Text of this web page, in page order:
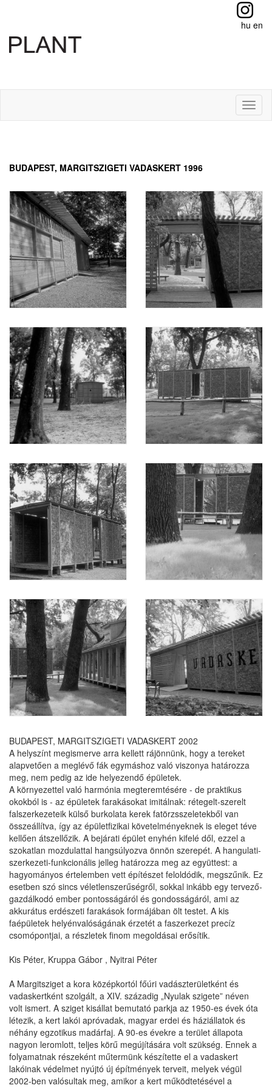
hu en
BUDAPEST, MARGITSZIGETI VADASKERT 1996
BUDAPEST, MARGITSZIGETI VADASKERT 2002
A helyszínt megismerve arra kellett rájönnünk, hogy a tereket
alapvetően a meglévő fák egymáshoz való viszonya határozza
meg, nem pedig az ide helyezendő épületek.
A környezettel való harmónia megteremtésére - de praktikus
okokból is - az épületek farakásokat imitálnak: rétegelt-szerelt
falszerkezeteik külső burkolata kerek fatörzsszeletekből van
összeállítva, így az épületfizikai követelményeknek is eleget téve
kellően átszellőzik. A bejárati épület enyhén kifelé dől, ezzel a
szokatlan mozdulattal hangsúlyozva önnön szerepét. A hangulati-
szerkezeti-funkcionális jelleg határozza meg az együttest: a
hagyományos értelemben vett építészet feloldódik, megszűnik. Ez
esetben szó sincs véletlenszerűségről, sokkal inkább egy tervező-
gazdálkodó ember pontosságáról és gondosságáról, ami az
akkurátus erdészeti farakások formájában ölt testet. A kis
faépületek helyénvalóságának érzetét a faszerkezet precíz
csomópontjai, a részletek finom megoldásai erősítik.
Kis Péter, Kruppa Gábor , Nyitrai Péter
A Margitsziget a kora középkortól főúri vadászterületként és
vadaskertként szolgált, a XIV. századig „Nyulak szigete” néven
volt ismert. A sziget kisállat bemutató parkja az 1950-es évek óta
létezik, a kert lakói apróvadak, magyar erdei és háziállatok és
néhány egzotikus madárfaj. A 90-es évekre a terület állapota
nagyon leromlott, teljes körű megújítására volt szükség. Ennek a
folyamatnak részeként műtermünk készítette el a vadaskert
lakóinak védelmet nyújtó új építmények terveit, melyek végül
2002-ben valósultak meg, amikor a kert működtetésével a